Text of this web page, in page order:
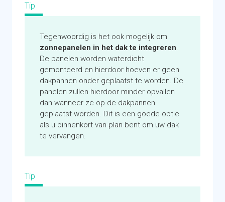
schoorstenen, dakkapellen, bomen
Bij historisch waardevolle panden en/of wijken
mogen zonnepanelen vaak niet zichtbaar zijn
vanaf de openbare ruimte
Historische panden hebben mogelijk een kleine
elektra aansluiting. Dit kan een beperking zijn
voor het aantal aangesloten zonnepanelen
Geschikt voor een oriëntatie van het dak op zuid
(voorkeur), west of oost
Zonnepanelen zijn er in verschillende
dakisolatie. Dit kan effect hebben op de
Tip
Tegenwoordig is het ook mogelijk om
zonnepanelen in het dak te integreren.
De panelen worden waterdicht
gemonteerd en hierdoor hoeven er geen
dakpannen onder geplaatst te worden. De
panelen zullen hierdoor minder opvallen
dan wanneer ze op de dakpannen
geplaatst worden. Dit is een goede optie
als u binnenkort van plan bent om uw dak
te vervangen.
Tip